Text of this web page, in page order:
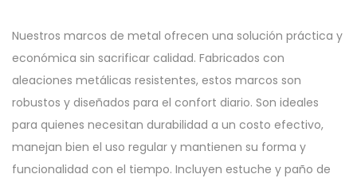
Nuestros marcos de metal ofrecen una solución práctica y
económica sin sacrificar calidad. Fabricados con
aleaciones metálicas resistentes, estos marcos son
robustos y diseñados para el confort diario. Son ideales
para quienes necesitan durabilidad a un costo efectivo,
manejan bien el uso regular y mantienen su forma y
funcionalidad con el tiempo. Incluyen estuche y paño de